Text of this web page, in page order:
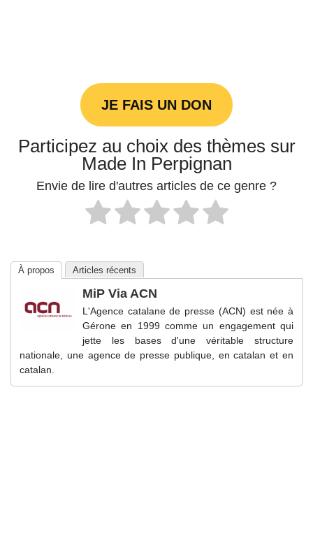
JE FAIS UN DON
Participez au choix des thèmes sur
Made In Perpignan
Envie de lire d'autres articles de ce genre ?
À propos Articles récents
MiP Via ACN
L'Agence catalane de presse (ACN) est née à
Gérone en 1999 comme un engagement qui
jette les bases d'une véritable structure
nationale, une agence de presse publique, en catalan et en
catalan.